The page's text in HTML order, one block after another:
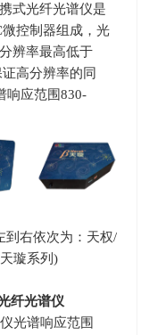
式光纤光谱仪是
微控制器组成，光
辨率最高低于
高分辨率的同
响应范围830-
到右依次为：天权/
璇系列)
纤光谱仪
光谱响应范围